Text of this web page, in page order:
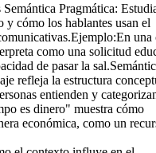
Pragmática:
cómo los hablantes usan el
una
como una solicitud
de pasar la
refleja la estructura
entienden y
es dinero" muestra cómo
económica, como un